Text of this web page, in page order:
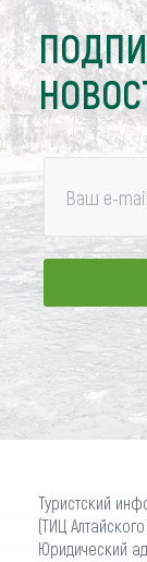
Ваш e-mail
Туристский
(ТИЦ
Юридический